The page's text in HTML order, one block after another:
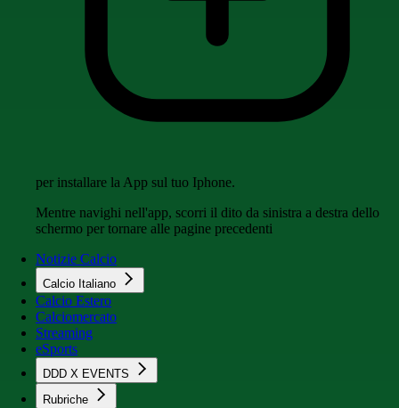
per installare la App sul tuo Iphone.
Mentre navighi nell'app, scorri il dito da sinistra a destra dello
schermo per tornare alle pagine precedenti
Notizie Calcio
Calcio Italiano
Calcio Estero
Calciomercato
Streaming
eSports
DDD X EVENTS
Rubriche